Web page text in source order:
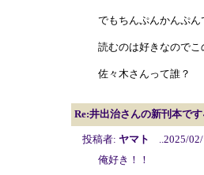
でもちんぷんかんぷん
読むのは好きなので
佐々木さんって誰？
Re:井出治さんの新刊本で
投稿者: ヤマト
..2025/02/
俺好き！！